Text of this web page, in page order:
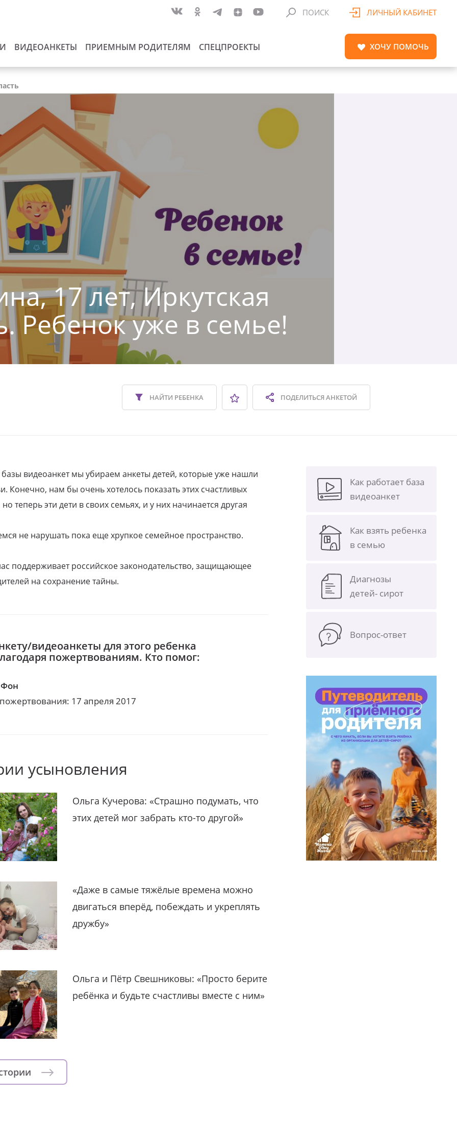
ВИДЕОАНКЕТЫ ПРИЕМНЫМ РОДИТЕЛЯМ СПЕЦПРОЕКТЫ
ПОИСК ЛИЧНЫЙ КАБИНЕТ
ХОЧУ ПОМОЧЬ
17 лет, Иркутская
Ребенок уже в семье!
ПОДЕЛИТЬСЯАНКЕТОЙ
НАЙТИ РЕБЕНКА
видеоанкет мы убираем анкеты детей, которые уже нашли
Конечно, нам бы очень хотелось показать этих счастливых
теперь эти дети в своих семьях, и у них начинается другая
не нарушать пока еще хрупкое семейное пространство.
поддерживает российское законодательство, защищающее
на сохранение тайны.
видеоанкеты для этого ребенка
пожертвованиям. Кто помог:
17 апреля 2017
усыновления
Ольга Кучерова: «Страшно подумать, что
этих детей мог забрать кто-то другой»
«Даже в самые тяжёлые времена можно
двигаться вперёд, побеждать и укреплять
дружбу»
Ольга и Пётр Свешниковы: «Просто берите
ребёнка и будьте счастливы вместе с ним»
Как работает база
видеоанкет
Как взять ребенка
в семью
Диагнозы
детей- сирот
Вопрос-ответ